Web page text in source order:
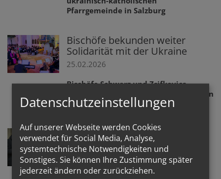
Pfarrgemeinde in Salzburg
Bischöfe bekunden weiter
Solidarität mit der Ukraine
25.02.2026
Bischöfe Schwarz und Zsifkovics
setzten Zeichen bei Friedensgebeten in
St. Pölten und Eisenstadt
Lackner: Hilfe für Menschen in
Ukraine ist "direktes Gebot
Jesu"
24.02.2026
Datenschutzeinstellungen
Auf unserer Webseite werden Cookies
verwendet für Social Media, Analyse,
systemtechnische Notwendigkeiten und
Sonstiges. Sie können Ihre Zustimmung später
jederzeit ändern oder zurückziehen.